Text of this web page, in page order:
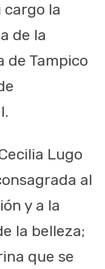
cargo la
de la
de Tampico
Lugo
al
y a la
la belleza;
que se